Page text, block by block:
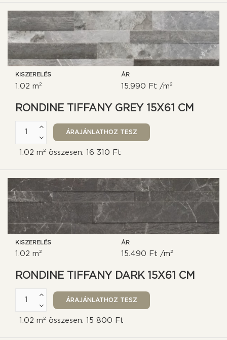
KISZERELÉS
1.02 m²
ÁR
15.990 Ft /m²
RONDINE TIFFANY GREY 15X61 CM
1.02 m² összesen: 16 310 Ft
KISZERELÉS
1.02 m²
ÁR
15.490 Ft /m²
RONDINE TIFFANY DARK 15X61 CM
1.02 m² összesen: 15 800 Ft